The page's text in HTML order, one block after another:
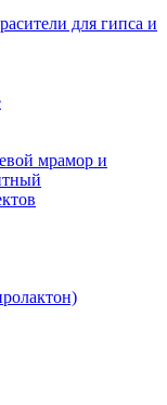
для гипса и
мрамор и